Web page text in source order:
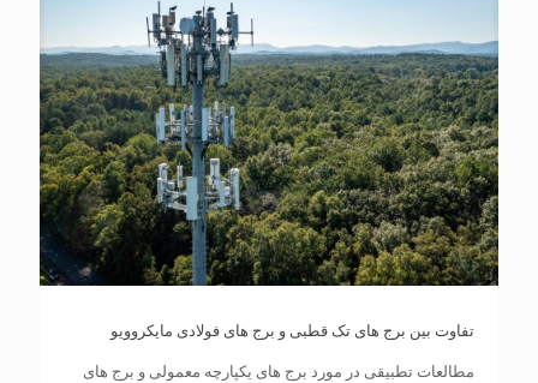
تفاوت بین برج های تک قطبی و برج های فولادی مایکروویو
مطالعات تطبیقی ​​در مورد برج های یکپارچه معمولی و برج های